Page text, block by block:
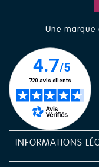
Une marque
INFORMATIONS